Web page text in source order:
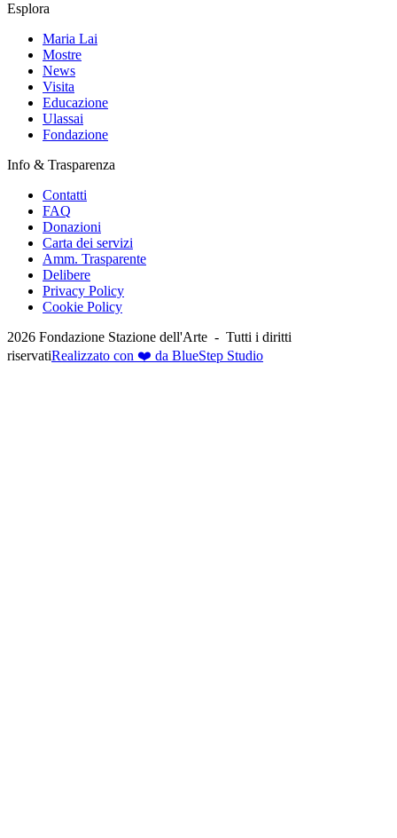
Esplora
Maria Lai
Mostre
News
Visita
Educazione
Ulassai
Fondazione
Info & Trasparenza
Contatti
FAQ
Donazioni
Carta dei servizi
Amm. Trasparente
Delibere
Privacy Policy
Cookie Policy
2026 Fondazione Stazione dell'Arte - Tutti i diritti
riservatiRealizzato con ❤️ da BlueStep Studio